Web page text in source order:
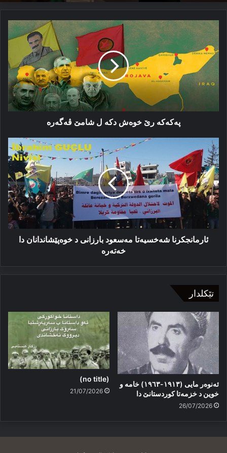
پەكەكە
رێ
خوەش
دكە
ل
شامێ
ڤەگەرە
پەكەكە رێ خوەش دكە ل شامێ ڤەگەرە
ئارمانجکرنا
شەخسیەتا
مەسعود
بارزانی
د
خوەپێشاندانان
دا
خەتەرە
ئارمانجکرنا شەخسیەتا مەسعود بارزانی د خوەپێشاندانان دا
خەتەرە
تێکلدار
ئەنوەر مایی (١٩١٣-١٩٦٣) خامە و
خوین د خزمەتا کوردستانێ دا
26/07/2026
(no title)
21/07/2026